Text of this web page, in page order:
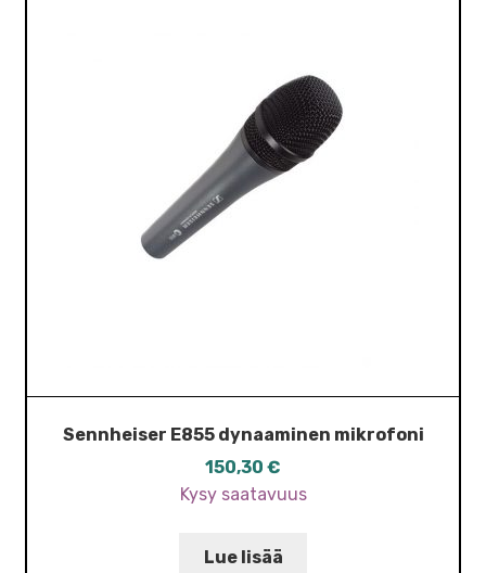
Sennheiser E855 dynaaminen mikrofoni
150,30 €
Kysy saatavuus
Lue lisää